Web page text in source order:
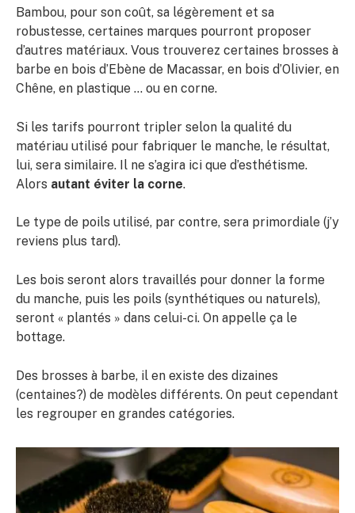
Bambou, pour son coût, sa légèrement et sa
robustesse, certaines marques pourront proposer
d’autres matériaux. Vous trouverez certaines brosses à
barbe en bois d’Ebène de Macassar, en bois d’Olivier, en
Chêne, en plastique … ou en corne.
Si les tarifs pourront tripler selon la qualité du
matériau utilisé pour fabriquer le manche, le résultat,
lui, sera similaire. Il ne s’agira ici que d’esthétisme.
Alors autant éviter la corne.
Le type de poils utilisé, par contre, sera primordiale (j’y
reviens plus tard).
Les bois seront alors travaillés pour donner la forme
du manche, puis les poils (synthétiques ou naturels),
seront « plantés » dans celui-ci. On appelle ça le
bottage.
Des brosses à barbe, il en existe des dizaines
(centaines?) de modèles différents. On peut cependant
les regrouper en grandes catégories.